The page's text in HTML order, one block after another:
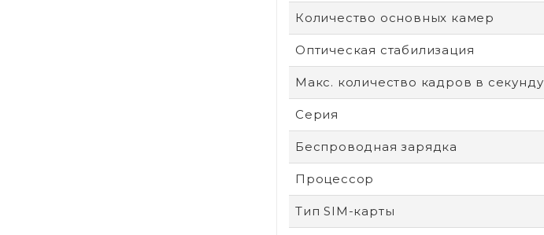
Количество основных камер
Оптическая стабилизация
Макс. количество кадров в секунду
Серия
Беспроводная зарядка
Процессор
Тип SIM-карты